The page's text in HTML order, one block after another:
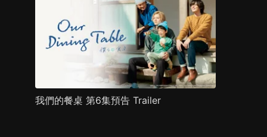
我們的餐桌 第6集預告 Trailer